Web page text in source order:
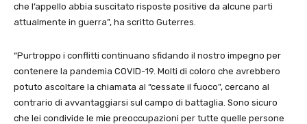
che l’appello abbia suscitato risposte positive da alcune parti
attualmente in guerra”, ha scritto Guterres.
“Purtroppo i conflitti continuano sfidando il nostro impegno per
contenere la pandemia COVID-19. Molti di coloro che avrebbero
potuto ascoltare la chiamata al “cessate il fuoco”, cercano al
contrario di avvantaggiarsi sul campo di battaglia. Sono sicuro
che lei condivide le mie preoccupazioni per tutte quelle persone